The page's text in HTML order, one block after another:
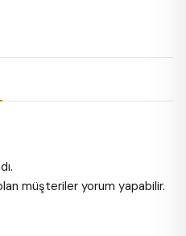
müşteriler yorum yapabilir.